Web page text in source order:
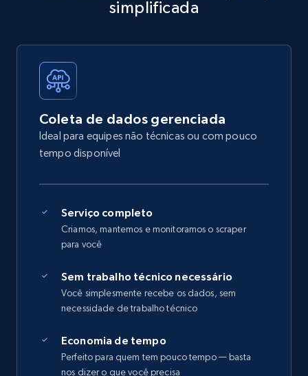
simplificada
Coleta de dados gerenciada
Ideal para equipes não técnicas ou com pouco
tempo disponível
Serviço completo
Criamos, mantemos e monitoramos o scraper
para você
Sem trabalho técnico necessário
Você simplesmente recebe os dados, sem
necessidade de trabalho técnico
Economia de tempo
Perfeito para quem tem pouco tempo — basta
nos dizer o que você precisa